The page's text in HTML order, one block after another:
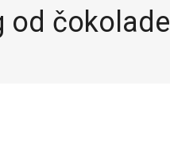
od čokolade